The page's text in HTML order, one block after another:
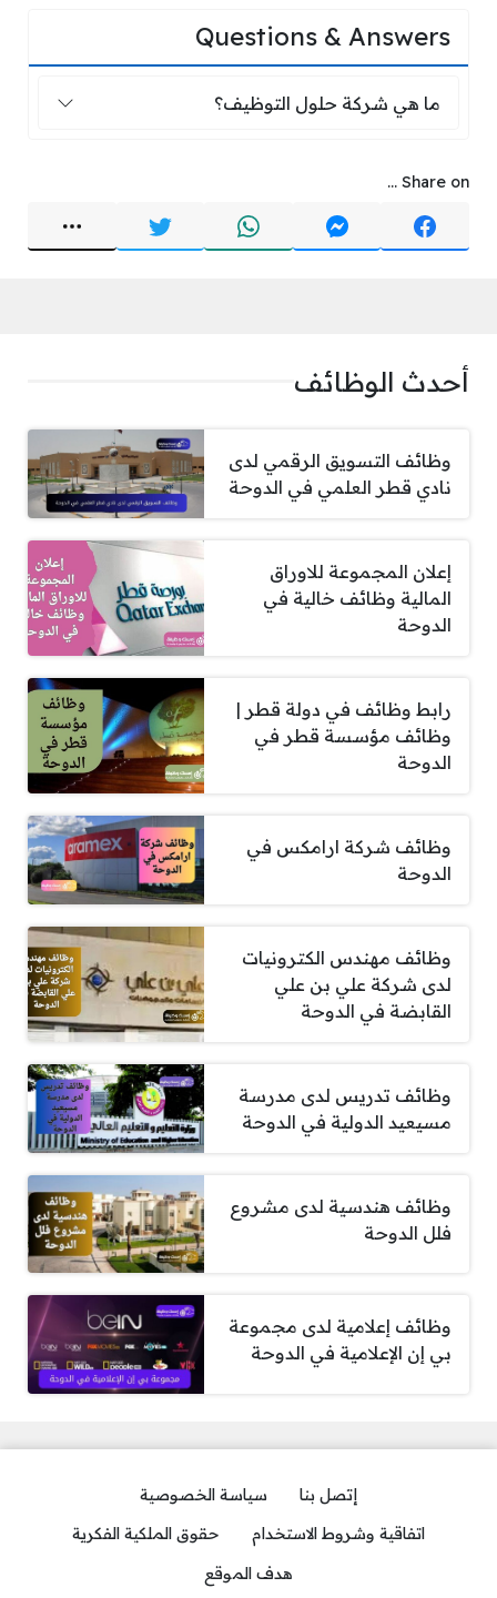
Questions & Answers
ما هي شركة حلول التوظيف؟
ما هي شركة حلول التوظيف؟
Share on ...
أحدث الوظائف
وظائف التسويق الرقمي لدى
نادي قطر العلمي في الدوحة
إعلان المجموعة للاوراق
المالية وظائف خالية في
الدوحة
رابط وظائف في دولة قطر |
وظائف مؤسسة قطر في
الدوحة
وظائف شركة ارامكس في
الدوحة
وظائف مهندس الكترونيات
لدى شركة علي بن علي
القابضة في الدوحة
وظائف تدريس لدى مدرسة
مسيعيد الدولية في الدوحة
وظائف هندسية لدى مشروع
فلل الدوحة
وظائف إعلامية لدى مجموعة
بي إن الإعلامية في الدوحة
إتصل بنا
سياسة الخصوصية
اتفاقية وشروط الاستخدام
حقوق الملكية الفكرية
هدف الموقع